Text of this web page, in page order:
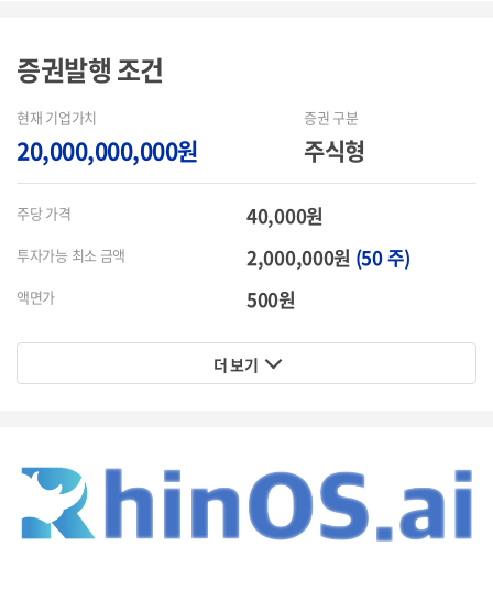
증권발행조건
현재 기업가치
20,000,000,000원
증권 구분
주식형
주당 가격 40,000원
투자가능 최소 금액 2,000,000원 (50 주)
액면가 500원
더 보기